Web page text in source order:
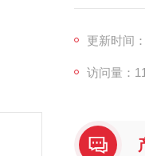
更新时间
访问量：